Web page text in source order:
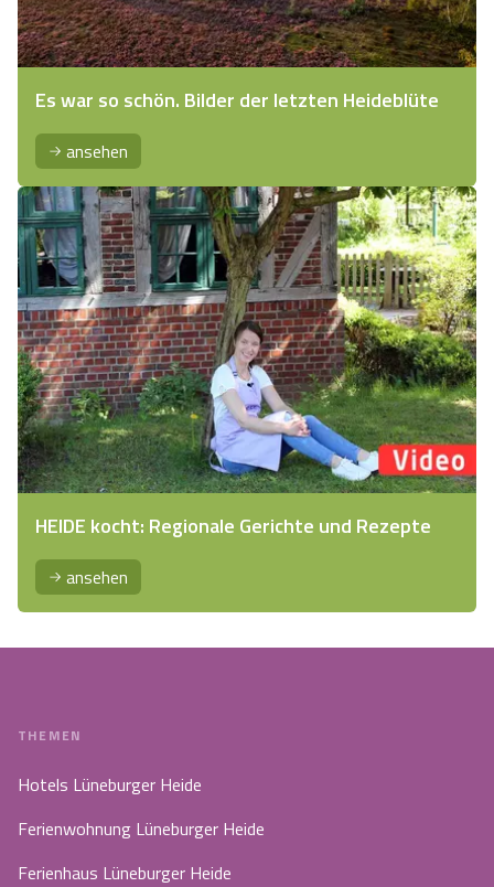
Es war so schön. Bilder der letzten Heideblüte
ansehen
HEIDE kocht: Regionale Gerichte und Rezepte
ansehen
THEMEN
Hotels Lüneburger Heide
Ferienwohnung Lüneburger Heide
Ferienhaus Lüneburger Heide